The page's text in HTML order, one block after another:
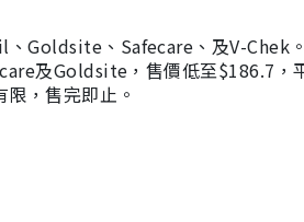
、Goldsite、Safecare、及V-Chek
及Goldsite，售價低至$186.7，
，售完即止。